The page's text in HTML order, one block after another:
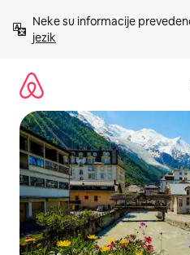
sadržaj
Neke su informacije
jezik